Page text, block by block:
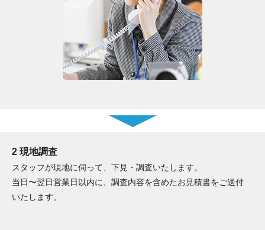
2 現地調査
スタッフが現地に伺って、下見・調査いたします。
当日〜翌日営業日以内に、調査内容を含めたお見積書をご送付
いたします。